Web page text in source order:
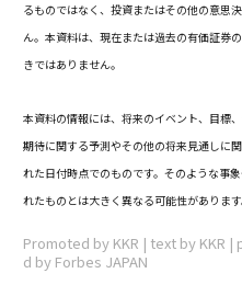
るものではなく、投資またはその他の意思
ん。本資料は、現在または過去の有価証券
きではありません。
本資料の情報には、将来のイベント、目標
期待に関する予測やその他の将来見通しに
れた日付時点でのものです。そのような事
れたものとは大きく異なる可能性があります
Promoted by KKR | text by KKR
d by Forbes JAPAN